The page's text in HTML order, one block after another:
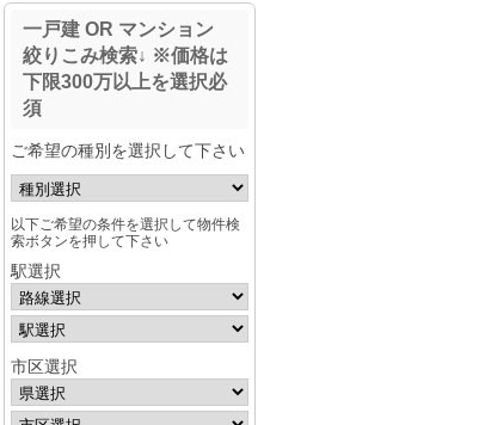
一戸建 OR マンション
絞りこみ検索↓ ※価格は
下限300万以上を選択必
須
ご希望の種別を選択して下さい
以下ご希望の条件を選択して物件検
索ボタンを押して下さい
駅選択
市区選択